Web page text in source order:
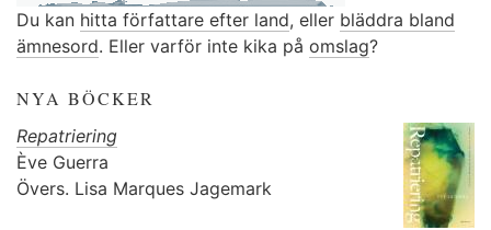
Du kan hitta författare efter land, eller bläddra bland
ämnesord. Eller varför inte kika på omslag?
NYA BÖCKER
Repatriering
Ève Guerra
Övers. Lisa Marques Jagemark